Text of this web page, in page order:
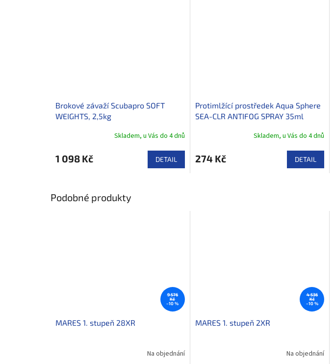
Brokové závaží Scubapro SOFT
WEIGHTS, 2,5kg
Skladem, u Vás do 4 dnů
1 098 Kč DETAIL
Protimlžící prostředek Aqua Sphere
SEA-CLR ANTIFOG SPRAY 35ml
Skladem, u Vás do 4 dnů
274 Kč DETAIL
Podobné produkty
9 576
Kč
–10 %
MARES 1. stupeň 28XR
Na objednání
4 536
Kč
–10 %
MARES 1. stupeň 2XR
Na objednání